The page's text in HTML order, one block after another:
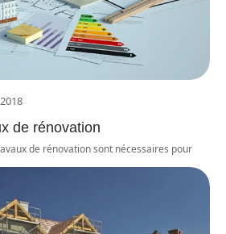
de rénovation
de rénovation sont nécessaires pour